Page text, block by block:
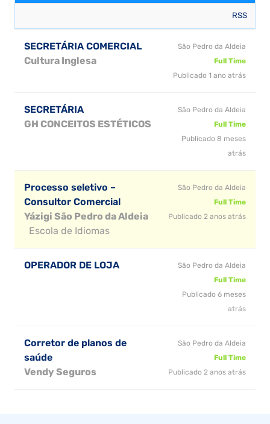
RSS
SECRETÁRIA COMERCIAL
Cultura Inglesa
São Pedro da Aldeia
Full Time
Publicado 1 ano atrás
SECRETÁRIA
GH CONCEITOS ESTÉTICOS
São Pedro da Aldeia
Full Time
Publicado 8 meses
atrás
Processo seletivo –
Consultor Comercial
Yázigi São Pedro da Aldeia
Escola de Idiomas
São Pedro da Aldeia
Full Time
Publicado 2 anos atrás
OPERADOR DE LOJA
São Pedro da Aldeia
Full Time
Publicado 6 meses
atrás
Corretor de planos de
saúde
Vendy Seguros
São Pedro da Aldeia
Full Time
Publicado 2 anos atrás